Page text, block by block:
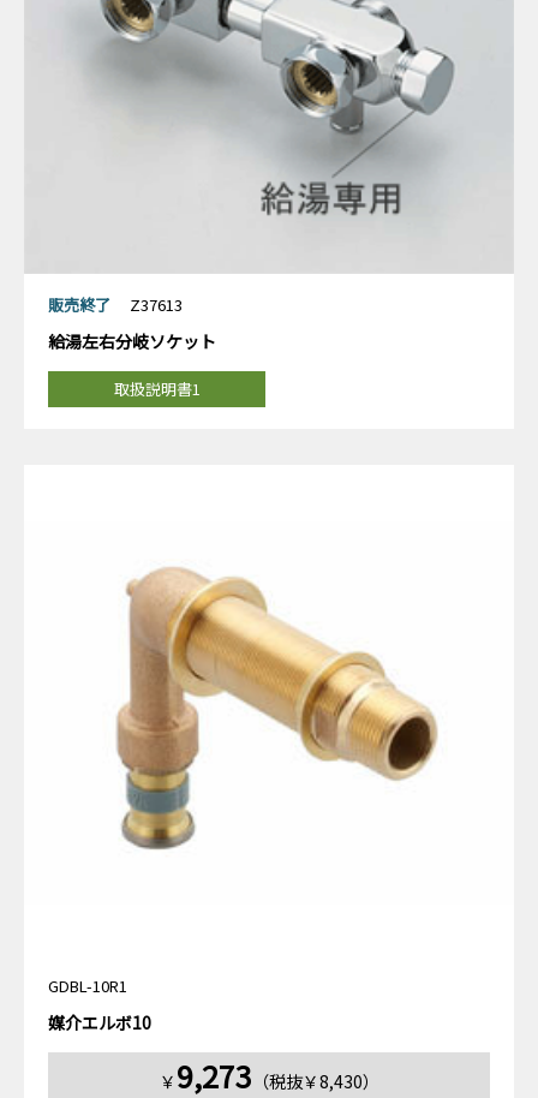
販売終了 Z37613
給湯左右分岐ソケット
取扱説明書1
GDBL-10R1
媒介エルボ10
￥ 9,273 （税抜￥8,430）